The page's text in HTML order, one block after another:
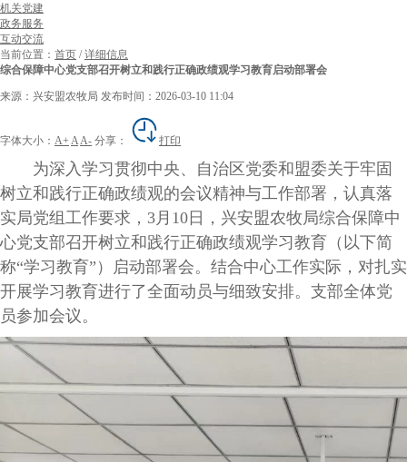
机关党建
政务服务
互动交流
当前位置： 首页 /详细信息
综合保障中心党支部召开树立和践行正确政绩观学习教育启动部署会
来源：兴安盟农牧局 发布时间：2026-03-10 11:04
字体大小： A+ AA- 分享： 打印
为深入学习贯彻中央、自治区党委和盟委关于牢固
树立和践行正确政绩观的会议精神与工作部署，认真落
实局党组工作要求，3月10日，兴安盟农牧局综合保障中
心党支部召开树立和践行正确政绩观学习教育（以下简
称“学习教育”）启动部署会。结合中心工作实际，对扎实
开展学习教育进行了全面动员与细致安排。支部全体党
员参加会议。